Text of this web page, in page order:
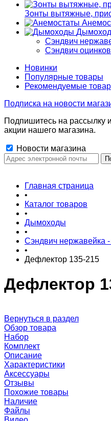
Зонты вытяжные,
Сэндвич
Сэндвич
Новинки
Популярные товары
Рекомендуемые
Подписка на новости
Подпишитесь на рассылку
акции нашего магазина.
Новости магазина
Главная страница
•
Каталог товаров
•
Дымоходы
•
Сэндвич нержавейка
•
Дефлектор 135-215
Дефлектор
Вернуться в раздел
Обзор товара
Набор
Комплект
Описание
Характеристики
Аксессуары
Отзывы
Похожие товары
Наличие
Файлы